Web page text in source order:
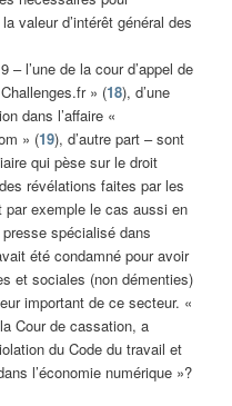
valeur d’intérêt général des
– l’une de la cour d’appel de
» (18), d’une
dans l’affaire «
» (19), d’autre part – sont
qui pèse sur le droit
révélations faites par les
par exemple le cas aussi en
spécialisé dans
été condamné pour avoir
et sociales (non démenties)
important de ce secteur. «
Cour de cassation, a
du Code du travail et
l’économie numérique »?